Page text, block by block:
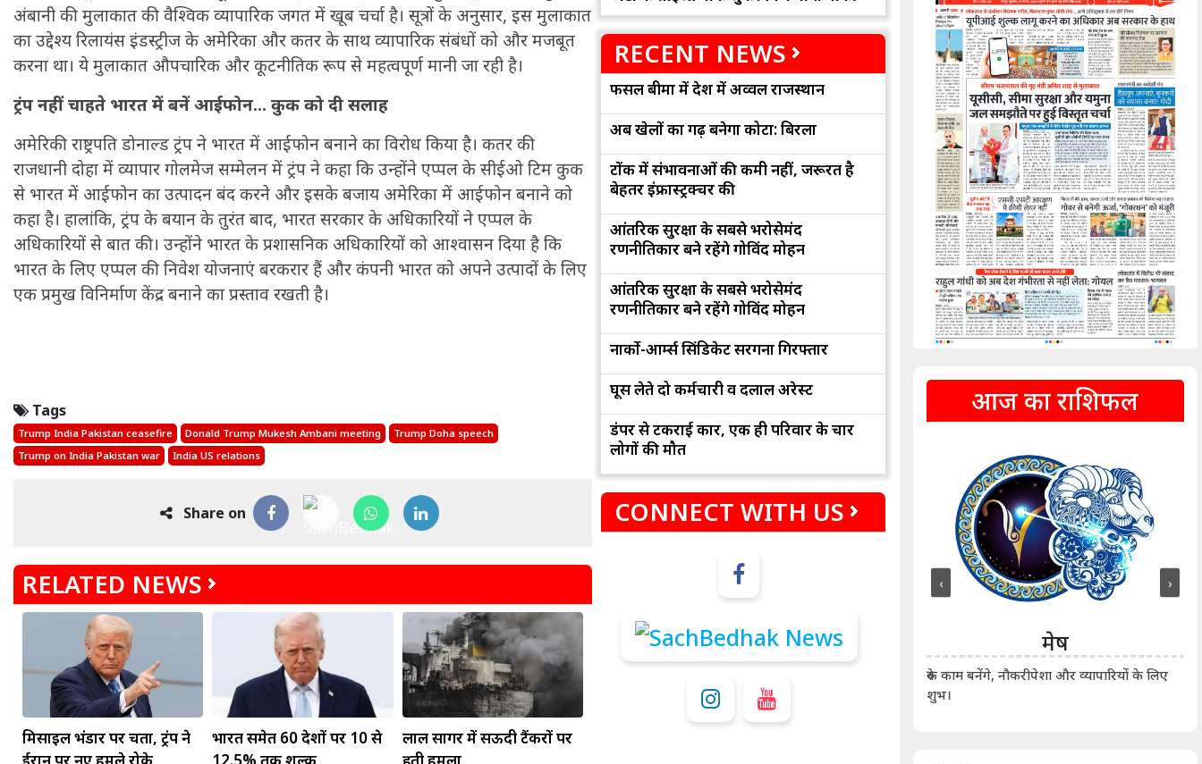
अंबानी की मुलाकात की वैश्विक व्यापारिक जगत में खूब चर्चा है। सूत्रों के अनुसार, इस मुलाकात
का उद्देश्य रिलायंस इंडस्ट्रीज के अमेरिका और कतर के साथ व्यापारिक संबंधों को और मजबूत
करना था। ये मुलाकात औपचारिक और कूटनीतिक रूप से महत्वपूर्ण मानी जा रही है।
ट्रंप नहीं चाहते भारत में बनें आईफोन... कुक को दी सलाह
अमेरिकी राष्ट्रपति डोनाल्ड ट्रंप ने भारत में आईफोन बनाने का विरोध किया है। कतर की
राजधानी दोहा में व्यापार गोलमेज सम्मेलन में ट्रंप ने कहा कि उन्होंने एप्पल के सीईओ टिम कुक
से भारत में आईफोन का उत्पादन बंद करने और इसके बजाय अमेरिका में आईफोन बनाने को
कहा है। हालांकि, ट्रंप के बयान के तुरंत बाद, भारत सरकार के अधिकारियों ने एप्पल के
अधिकारियों से बात की। उन्होंने भारत के प्रशासनिक अधिकारियों को आश्वासन दिया है कि
भारत के लिए एप्पल की निवेश योजनाएं बरकरार हैं और कंपनी भारत को अपने उत्पादों के लिए
एक प्रमुख विनिर्माण केंद्र बनाने का प्रस्ताव रखती है।
Tags
Trump India Pakistan ceasefire Donald Trump Mukesh Ambani meeting
Trump Doha speech
Trump on India Pakistan war
India US relations
Share on
RELATED NEWS
मिसाइल भंडार पर चिंता, ट्रंप ने
भारत समेत 60 देशों पर 10 से
लाल सागर में सऊदी टैंकरों पर
RECENT NEWS
फसल बीमा में देश में अव्वल राजस्थान
अब खेलों का गढ़ बनेगा कोटा: बिरला
टोंक में संभावनाओं की कमी नहीं, जरूरत है
बेहतर इंफ्रास्ट्रक्चर की
आंतरिक सुरक्षा के सबसे भरोसेमंद
रणनीतिकार बने रहेंगे गोविंद मोहन
आंतरिक सुरक्षा के सबसे भरोसेमंद
रणनीतिकार बने रहेंगे गोविंद मोहन
नार्को-आर्म्स सिंडिकेट सरगना गिरफ्तार
घूस लेते दो कर्मचारी व दलाल अरेस्ट
डंपर से टकराई कार, एक ही परिवार के चार
लोगों की मौत
CONNECT WITH US
आज का राशिफल
बड़ी डील हाथ लग सकती
मकर
सुखद पलों की प्राप्ति होगी। फिजूल के खर्चे बढ़ेंगे,
सुख सुविधाओं में इजाफा होगा।
कुंभ
धनलाभ के अवसरों में वृद्धि के साथ अपनी योजनाओं
पर काम करते रहे।
संभलकर रहे, जल्दबाजी नहीं दिखाए। कानूनी वाद-
विवादों से बचे।
मेष
रुके काम बनेंगे, नौकरीपेशा और व्यापारियों के लिए
शुभ।
‹ ›